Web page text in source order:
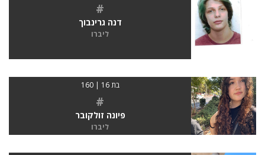
#
דנה גרינבוך
ליברו
בת 16 | 160
#
פיונה זולקובר
ליברו